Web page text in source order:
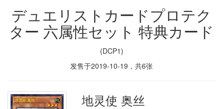
デュエリストカードプロテク
ター 六属性セット 特典カード
(DCP1)
发售于2019-10-19 ，共6张
地灵使 奥丝